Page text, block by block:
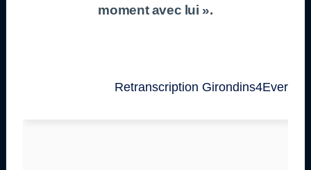
moment avec lui ».
Retranscription Girondins4Ever